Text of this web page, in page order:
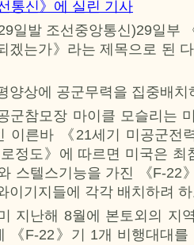
통신》에 실린 기사
일발 조선중앙통신)29일부
겠는가》라는 제목으로 된
양상에 공군무력을 집중배치
군참모장 마이클 모슬리는
이른바 《21세기 미공군전
정도》에 따르면 미국은 최
스텔스기능을 가진 《F-22
이기지들에 각각 배치하려
지난해 8월에 본토외의 지
《F-22》기 1개 비행대대